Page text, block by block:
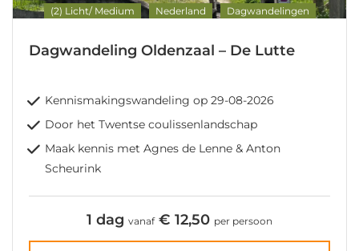
(2) Licht/ Medium Nederland Dagwandelingen
Dagwandeling Oldenzaal – De Lutte
Kennismakingswandeling op 29-08-2026
Door het Twentse coulissenlandschap
Maak kennis met Agnes de Lenne & Anton
Scheurink
1 dag vanaf€ 12,50 per persoon